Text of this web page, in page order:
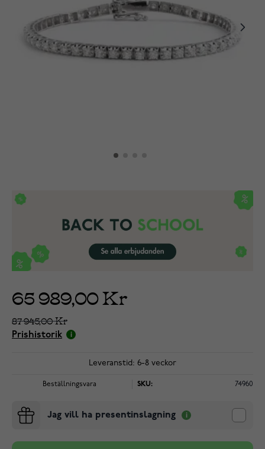
65 989,00 Kr
87 945,00 Kr
Prishistorik
Leveranstid: 6-8 veckor
Beställningsvara SKU: 74960
Jag vill ha presentinslagning